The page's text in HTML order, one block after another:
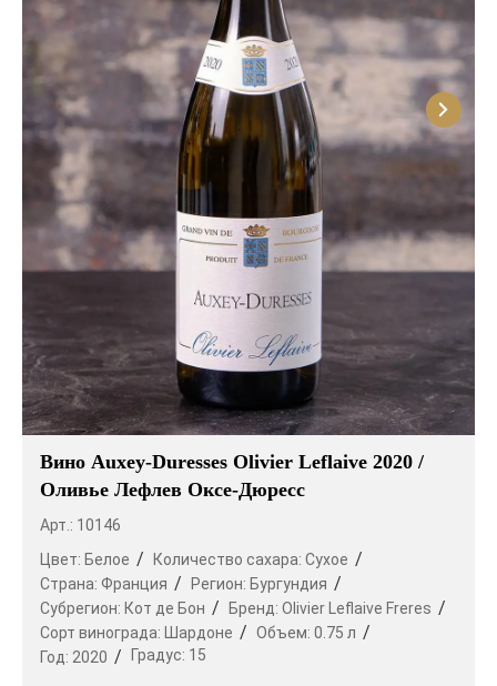
Красное Оксе-Дюрес подходит к более плотным,
сложным и мясным блюдам. Оно прекрасно
сбалансирует вкус говядины, баранины или дичи,
придавая им более глубокие оттенки вкуса и
мягкость.
Апелласьон Auxey-Duresses предлагает
восхитительные вина, которые отражают
характер и уникальность этого региона. Их
качество и вкус приятно удивляют, особенно в
сочетании с правильно подобранными блюдами из
меню ресторана Амичи. Экспериментируйте,
сомелье станет вашим надежным помощником.
Вино Auxey-Duresses Olivier Leflaive 2020 /
Оливье Лефлев Оксе-Дюресс
Арт.: 10146
Цвет: Белое Количество сахара: Сухое
Страна: Франция Регион: Бургундия
Субрегион: Кот де Бон Бренд: Olivier Leflaive Freres
Сорт винограда:
Шардоне Объем: 0.75 л
Год: 2020 Градус: 15